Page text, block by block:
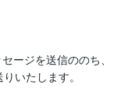
ージを送信ののち、
いたします。